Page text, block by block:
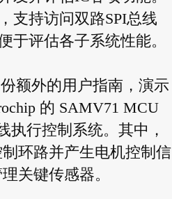
支持访问双路SPI总线
于评估各子系统性能。
额外的用户指南，演示
的 SAMV71 MCU
执行控制系统。其中，
环路并产生电机控制信
关键传感器。